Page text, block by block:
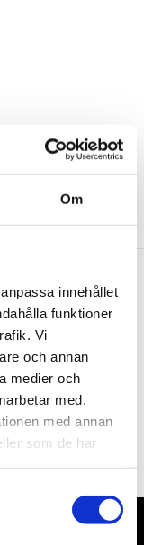
Om
innehållet
funktioner
Vi
och annan
medier och
med.
med annan
som de har
vårintegritetspolicy